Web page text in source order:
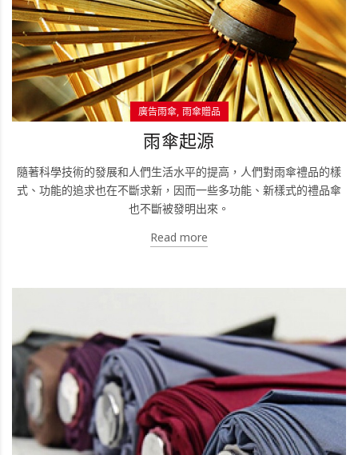
廣告雨傘 雨傘贈品
雨傘起源
隨著科學技術的發展和人們生活水平的提高，人們對雨傘禮品的樣
式、功能的追求也在不斷求新，因而一些多功能、新樣式的禮品傘
也不斷被發明出來。
Read more